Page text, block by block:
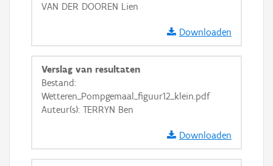
VAN DER DOOREN Lien
Downloaden
Verslag van resultaten
Bestand:
Wetteren_Pompgemaal_figuur12_klein.pdf
Auteur(s): TERRYN Ben
Downloaden